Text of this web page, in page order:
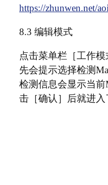
https://zhunwen.net/
8.3 编辑模式
点击菜单栏［工作
先会提示选择检测
检测信息会显示当
击［确认］后就进入